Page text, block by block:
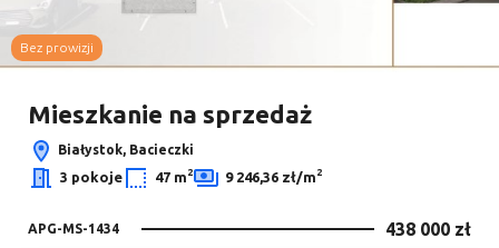
Bez prowizji
Mieszkanie na sprzedaż
Białystok, Bacieczki
3 pokoje 47 m2 9 246,36 zł/m2
APG-MS-1434 438 000 zł